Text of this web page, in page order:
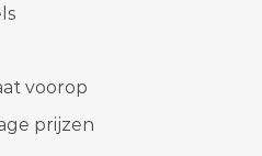
voorop
prijzen